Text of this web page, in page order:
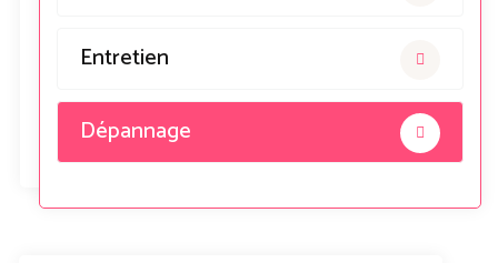
Entretien
Dépannage